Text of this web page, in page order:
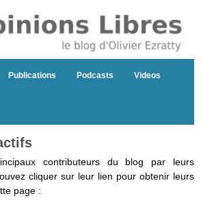
Publications Podcasts Videos
contributeurs du blog par leurs
cliquer sur leur lien pour obtenir leurs
page :